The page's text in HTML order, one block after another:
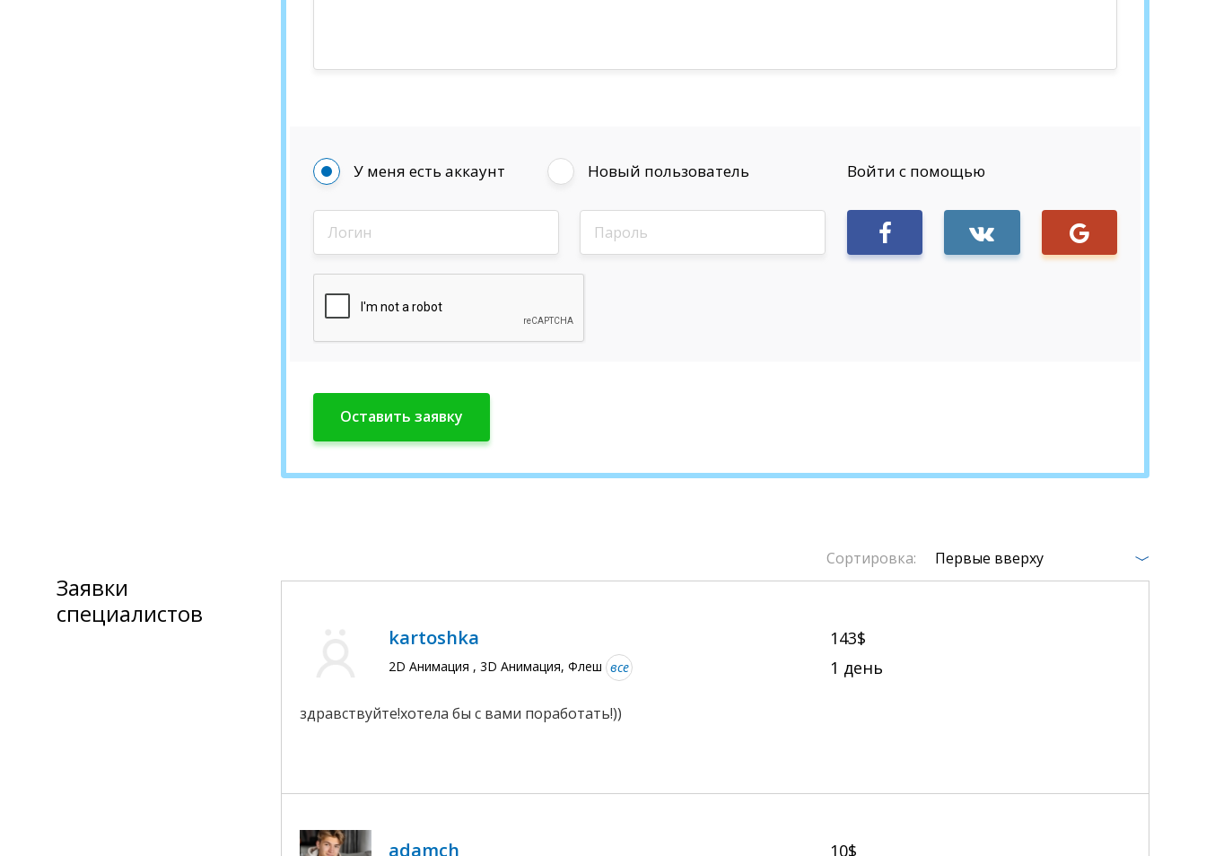
У меня есть аккаунт Новый пользователь Войти с помощью
Sign in
Заявки
специалистов
Сортировка: Первые вверху
kartoshka
2D Анимация , 3D Анимация, Флеш все
143$
1 день
здравствуйте!хотела бы с вами поработать!))
adamch
10$